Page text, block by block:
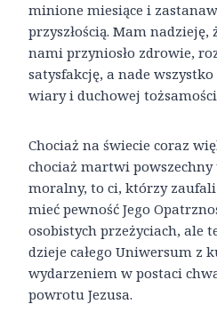
minione miesiące i
przyszłością. Mam nadzieję,
nami przyniosło zdrowie,
satysfakcję, a nade
wiary i duchowej
Chociaż na świecie coraz
chociaż martwi powszechny
moralny, to ci, którzy zaufali
mieć pewność Jego
osobistych przeżyciach, ale
dzieje całego Uniwersum z
wydarzeniem w postaci
powrotu Jezusa.